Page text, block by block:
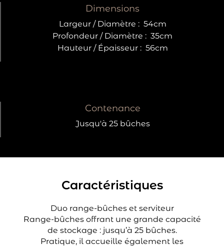
Dimensions
Largeur / Diamètre : 54cm
Profondeur / Diamètre : 35cm
Hauteur / Épaisseur : 56cm
Contenance
Jusqu'à 25 bûches
Caractéristiques
Duo range-bûches et serviteur
Range-bûches offrant une grande capacité
de stockage : jusqu’à 25 bûches.
Pratique, il accueille également les